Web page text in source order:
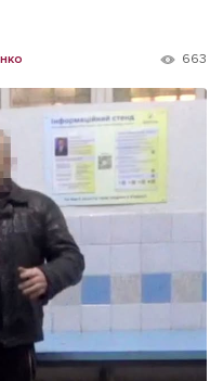
релізи
Відео
in Lviv
663